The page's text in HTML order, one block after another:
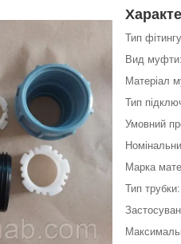
Тип
Вид
Матеріал
Тип
Умовний
Марка
Тип